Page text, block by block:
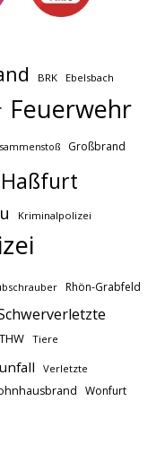
BRK Ebelsbach
Feuerwehr
Großbrand
Haßfurt
Kriminalpolizei
Rhön-Grabfeld
THW Tiere
Verletzte
Wonfurt